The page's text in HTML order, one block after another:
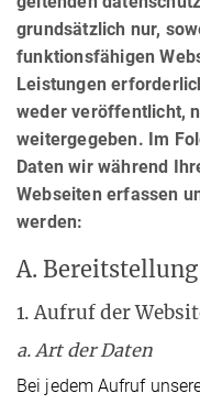
grundsätzlich nur,
funktionsfähigen
Leistungen
weder veröffentlicht,
weitergegeben. Im
Daten wir während
Webseiten erfassen
werden:
A.
1. Aufruf der
a. Art der Daten
Bei jedem Aufruf